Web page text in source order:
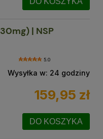
| NSP
5.0
Wysyłka w: 24 godziny
159,95 zł
DO KOSZYKA